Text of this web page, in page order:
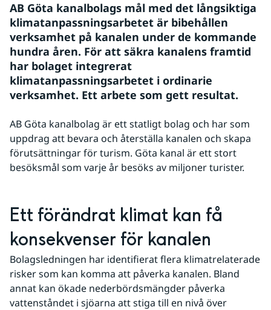
AB Göta kanalbolags mål med det långsiktiga
klimatanpassningsarbetet är bibehållen
verksamhet på kanalen under de kommande
hundra åren. För att säkra kanalens framtid
har bolaget integrerat
klimatanpassningsarbetet i ordinarie
verksamhet. Ett arbete som gett resultat.
AB Göta kanalbolag är ett statligt bolag och har som
uppdrag att bevara och återställa kanalen och skapa
förutsättningar för turism. Göta kanal är ett stort
besöksmål som varje år besöks av miljoner turister.
Ett förändrat klimat kan få
konsekvenser för kanalen
Bolagsledningen har identifierat flera klimatrelaterade
risker som kan komma att påverka kanalen. Bland
annat kan ökade nederbördsmängder påverka
vattenståndet i sjöarna att stiga till en nivå över